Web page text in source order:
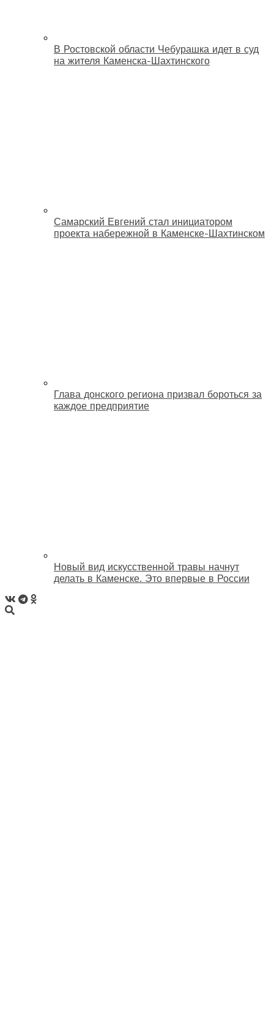
В Ростовской области Чебурашка идет в суд
на жителя Каменска-Шахтинского
Самарский Евгений стал инициатором
проекта набережной в Каменске-Шахтинском
Глава донского региона призвал бороться за
каждое предприятие
Новый вид искусственной травы начнут
делать в Каменске. Это впервые в России